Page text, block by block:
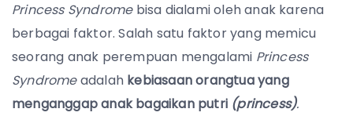
Princess Syndromebisa dialami oleh anak karena
berbagai faktor. Salah satu faktor yang memicu
seorang anak perempuan mengalami Princess
Syndromeadalah kebiasaan orangtua yang
menganggap anak bagaikan putri (princess).